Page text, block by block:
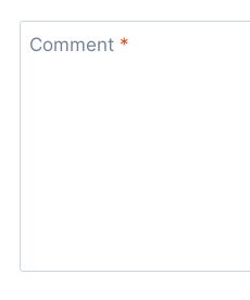
Comment *